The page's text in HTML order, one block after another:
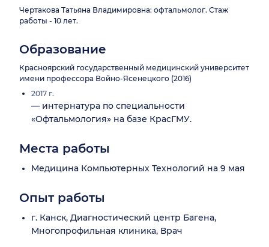
Чертакова Татьяна Владимировна: офтальмолог. Стаж
работы - 10 лет.
Образование
Красноярский государственный медицинский университет
имени профессора Войно-Ясенецкого (2016)
2017 г.
— интернатура по специальности
«Офтальмология» на базе КрасГМУ.
Места работы
Медицина Компьютерных Технологий на 9 мая
Опыт работы
г. Канск, Диагностический центр Багена,
Многопрофильная клиника, Врач